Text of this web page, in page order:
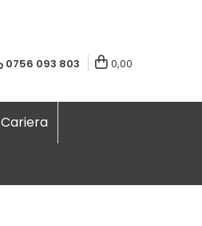
0756 093 803 0,00
Cariera